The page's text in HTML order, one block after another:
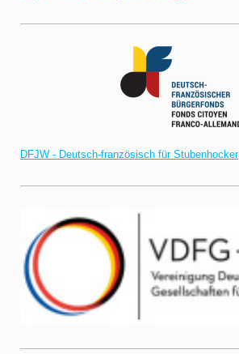
DFJW - Deutsch-französisch für Stubenhocker